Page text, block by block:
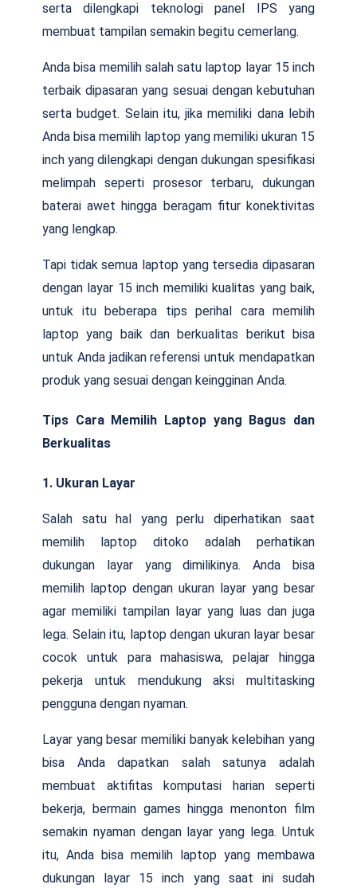
serta dilengkapi teknologi panel IPS yang
membuat tampilan semakin begitu cemerlang.
Anda bisa memilih salah satu laptop layar 15 inch
terbaik dipasaran yang sesuai dengan kebutuhan
serta budget. Selain itu, jika memiliki dana lebih
Anda bisa memilih laptop yang memiliki ukuran 15
inch yang dilengkapi dengan dukungan spesifikasi
melimpah seperti prosesor terbaru, dukungan
baterai awet hingga beragam fitur konektivitas
yang lengkap.
Tapi tidak semua laptop yang tersedia dipasaran
dengan layar 15 inch memiliki kualitas yang baik,
untuk itu beberapa tips perihal cara memilih
laptop yang baik dan berkualitas berikut bisa
untuk Anda jadikan referensi untuk mendapatkan
produk yang sesuai dengan keingginan Anda.
Tips Cara Memilih Laptop yang Bagus dan
Berkualitas
1. Ukuran Layar
Salah satu hal yang perlu diperhatikan saat
memilih laptop ditoko adalah perhatikan
dukungan layar yang dimilikinya. Anda bisa
memilih laptop dengan ukuran layar yang besar
agar memiliki tampilan layar yang luas dan juga
lega. Selain itu, laptop dengan ukuran layar besar
cocok untuk para mahasiswa, pelajar hingga
pekerja untuk mendukung aksi multitasking
pengguna dengan nyaman.
Layar yang besar memiliki banyak kelebihan yang
bisa Anda dapatkan salah satunya adalah
membuat aktifitas komputasi harian seperti
bekerja, bermain games hingga menonton film
semakin nyaman dengan layar yang lega. Untuk
itu, Anda bisa memilih laptop yang membawa
dukungan layar 15 inch yang saat ini sudah